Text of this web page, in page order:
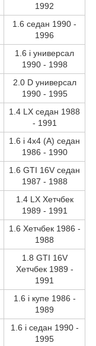
1992
1.6 седан 1990 -
1996
1.6 i универсал
1990 - 1998
2.0 D универсал
1990 - 1995
1.4 LX седан 1988
- 1991
1.6 i 4x4 (A) седан
1986 - 1990
1.6 GTI 16V седан
1987 - 1988
1.4 LX Хетчбек
1989 - 1991
1.6 Хетчбек 1986 -
1988
1.8 GTI 16V
Хетчбек 1989 -
1991
1.6 i купе 1986 -
1989
1.6 i седан 1990 -
1995